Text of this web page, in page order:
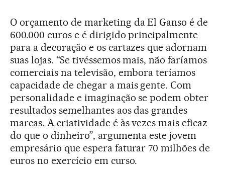
O orçamento de marketing da El Ganso é de
600.000 euros e é dirigido principalmente
para a decoração e os cartazes que adornam
suas lojas. “Se tivéssemos mais, não faríamos
comerciais na televisão, embora teríamos
capacidade de chegar a mais gente. Com
personalidade e imaginação se podem obter
resultados semelhantes aos das grandes
marcas. A criatividade é às vezes mais eficaz
do que o dinheiro”, argumenta este jovem
empresário que espera faturar 70 milhões de
euros no exercício em curso.